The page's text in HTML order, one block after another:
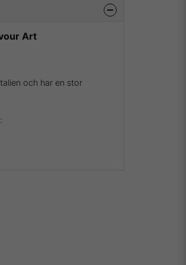
Art
och har en stor